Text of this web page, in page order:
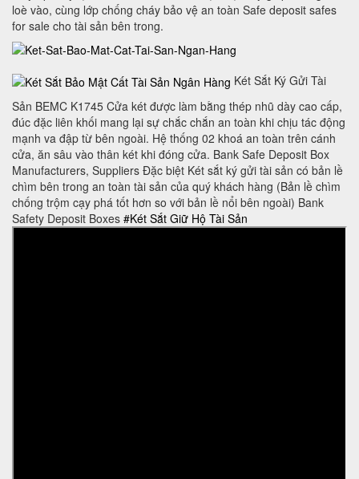
loè vào, cùng lớp chống cháy bảo vệ an toàn Safe deposit safes
for sale cho tài sản bên trong.
Két Sắt Ký Gửi Tài
Sản BEMC K1745 Cửa két được làm bằng thép nhũ dày cao cấp,
đúc đặc liên khối mang lại sự chắc chắn an toàn khi chịu tác động
mạnh va đập từ bên ngoài. Hệ thống 02 khoá an toàn trên cánh
cửa, ăn sâu vào thân két khi đóng cửa. Bank Safe Deposit Box
Manufacturers, Suppliers Đặc biệt Két sắt ký gửi tài sản có bản lề
chìm bên trong an toàn tài sản của quý khách hàng (Bản lề chìm
chống trộm cạy phá tốt hơn so với bản lề nổi bên ngoài) Bank
Safety Deposit Boxes #Két Sắt Giữ Hộ Tài Sản